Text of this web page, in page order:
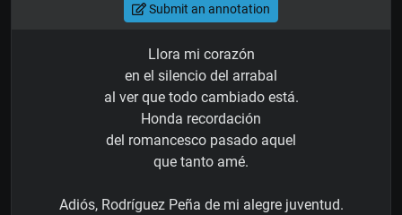
Submit an annotation
Llora mi corazón
en el silencio del arrabal
al ver que todo cambiado está.
Honda recordación
del romancesco pasado aquel
que tanto amé.
Adiós, Rodríguez Peña de mi alegre juventud.